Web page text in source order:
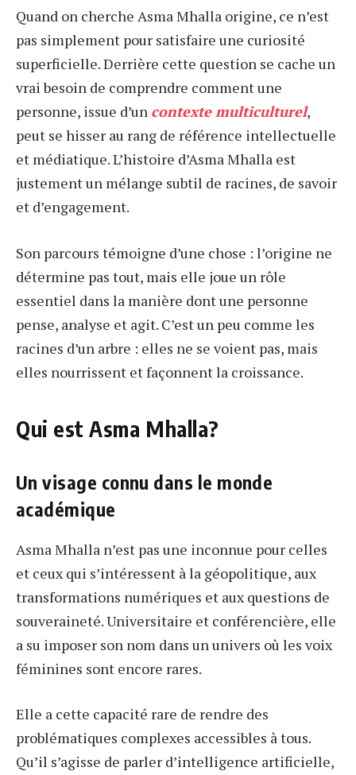
Quand on cherche Asma Mhalla origine, ce n’est
pas simplement pour satisfaire une curiosité
superficielle. Derrière cette question se cache un
vrai besoin de comprendre comment une
personne, issue d’un contexte multiculturel,
peut se hisser au rang de référence intellectuelle
et médiatique. L’histoire d’Asma Mhalla est
justement un mélange subtil de racines, de savoir
et d’engagement.
Son parcours témoigne d’une chose : l’origine ne
détermine pas tout, mais elle joue un rôle
essentiel dans la manière dont une personne
pense, analyse et agit. C’est un peu comme les
racines d’un arbre : elles ne se voient pas, mais
elles nourrissent et façonnent la croissance.
Qui est Asma Mhalla?
Un visage connu dans le monde
académique
Asma Mhalla n’est pas une inconnue pour celles
et ceux qui s’intéressent à la géopolitique, aux
transformations numériques et aux questions de
souveraineté. Universitaire et conférencière, elle
a su imposer son nom dans un univers où les voix
féminines sont encore rares.
Elle a cette capacité rare de rendre des
problématiques complexes accessibles à tous.
Qu’il s’agisse de parler d’intelligence artificielle,